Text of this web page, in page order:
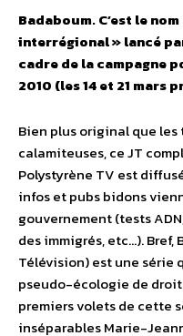
Badaboum. C’est le
interrégional » lancé
cadre de la campagne
2010 (les 14 et 21 mars
Bien plus original que
calamiteuses, ce JT
Polystyrène TV est
infos et pubs bidons
gouvernement (tests
des immigrés, etc…). Bref,
Télévision) est une série
pseudo-écologie de
premiers volets de cette
inséparables Marie-